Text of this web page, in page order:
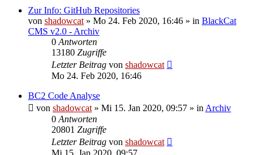
Zur Info: GitHub Repositories
von shadowcat » Mo 24. Feb 2020, 16:46 » in BlackCat
CMS v2.0 - Archiv
0 Antworten
13180 Zugriffe
Letzter Beitrag von shadowcat
Mo 24. Feb 2020, 16:46
BC2 Code Analyse
von shadowcat » Mi 15. Jan 2020, 09:57 » in Archiv
0 Antworten
20801 Zugriffe
Letzter Beitrag von shadowcat
Mi 15. Jan 2020, 09:57